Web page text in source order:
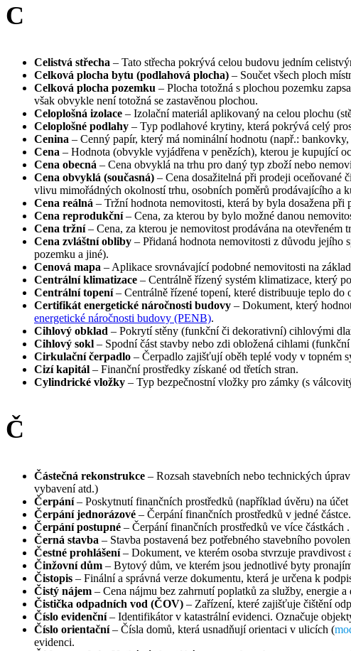
C
Celistvá střecha – Tato střecha pokrývá celou budovu jedním
Celková plocha bytu (podlahová plocha) – Součet všech ploch
Celková plocha pozemku – Plocha totožná s plochou pozemku
však obvykle není totožná se zastavěnou plochou.
Celoplošná izolace – Izolační materiál aplikovaný na celou plochu
Celoplošné podlahy – Typ podlahové krytiny, která pokrývá celý
Cenina – Cenný papír, který má nominální hodnotu (např.:
Cena – Hodnota (obvykle vyjádřena v penězích), kterou je kupující
Cena obecná – Cena obvyklá na trhu pro daný typ zboží nebo
Cena obvyklá (současná) – Cena dosažitelná při prodeji
vlivu mimořádných okolností trhu, osobních poměrů prodávajícího a
Cena reálná – Tržní hodnota nemovitosti, která by byla dosažena
Cena reprodukční– Cena, za kterou by bylo možné danou
Cena tržní– Cena, za kterou je nemovitost prodávána na otevřeném
Cena zvláštní obliby – Přidaná hodnota nemovitosti z důvodu jejího
pozemku a jiné).
Cenová mapa – Aplikace srovnávající podobné nemovitosti na
Centrální klimatizace – Centrálně řízený systém klimatizace, který
Centrální topení– Centrálně řízené topení, které distribuuje teplo
Certifikát energetické náročnosti budovy – Dokument, který
energetické náročnosti budovy (PENB).
Cihlový obklad – Pokrytí stěny (funkční či dekorativní) cihlovými
Cihlový sokl – Spodní část stavby nebo zdi obložená cihlami
Cirkulační čerpadlo – Čerpadlo zajišťují oběh teplé vody v topném
Cizí kapitál – Finanční prostředky získané od třetích stran.
Cylindrické vložky – Typ bezpečnostní vložky pro zámky (s
Č
Částečná rekonstrukce – Rozsah stavebních nebo technických
vybavení atd.)
Čerpání– Poskytnutí finančních prostředků (například úvěru) na
Čerpání jednorázové – Čerpání finančních prostředků v jedné částce.
Čerpání postupné – Čerpání finančních prostředků ve více
Černá stavba – Stavba postavená bez potřebného stavebního
Čestné prohlášení– Dokument, ve kterém osoba stvrzuje pravdivost
Činžovní dům – Bytový dům, ve kterém jsou jednotlivé byty
Čistopis – Finální a správná verze dokumentu, která je určena k
Čistý nájem – Cena nájmu bez zahrnutí poplatků za služby, energie a
Čistička odpadních vod (ČOV) – Zařízení, které zajišťuje čištění
Číslo evidenční– Identifikátor v katastrální evidenci. Označuje
Číslo orientační– Čísla domů, která usnadňují orientaci v ulicích (
evidenci.